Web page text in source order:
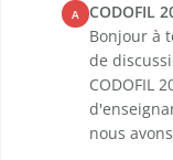
A CODOFIL
Bonjour à
de
CODOFIL
nous